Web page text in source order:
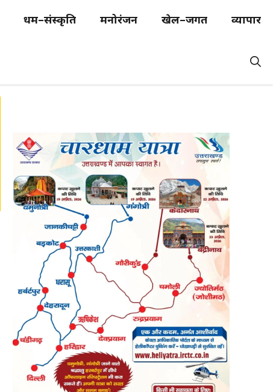
धर्म–संस्कृति मनोरंजन खेल–जगत व्यापार